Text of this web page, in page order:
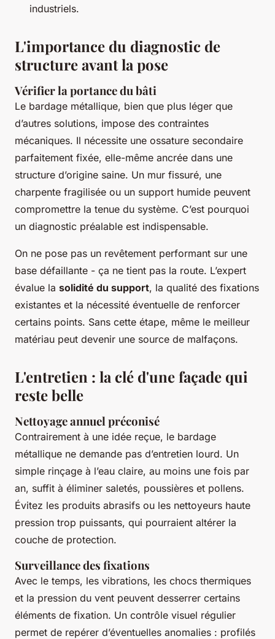
industriels.
L'importance du diagnostic de
structure avant la pose
Vérifier la portance du bâti
Le bardage métallique, bien que plus léger que
d’autres solutions, impose des contraintes
mécaniques. Il nécessite une ossature secondaire
parfaitement fixée, elle-même ancrée dans une
structure d’origine saine. Un mur fissuré, une
charpente fragilisée ou un support humide peuvent
compromettre la tenue du système. C’est pourquoi
un diagnostic préalable est indispensable.
On ne pose pas un revêtement performant sur une
base défaillante - ça ne tient pas la route. L’expert
évalue la solidité du support, la qualité des fixations
existantes et la nécessité éventuelle de renforcer
certains points. Sans cette étape, même le meilleur
matériau peut devenir une source de malfaçons.
L'entretien : la clé d'une façade qui
reste belle
Nettoyage annuel préconisé
Contrairement à une idée reçue, le bardage
métallique ne demande pas d’entretien lourd. Un
simple rinçage à l’eau claire, au moins une fois par
an, suffit à éliminer saletés, poussières et pollens.
Évitez les produits abrasifs ou les nettoyeurs haute
pression trop puissants, qui pourraient altérer la
couche de protection.
Surveillance des fixations
Avec le temps, les vibrations, les chocs thermiques
et la pression du vent peuvent desserrer certains
éléments de fixation. Un contrôle visuel régulier
permet de repérer d’éventuelles anomalies : profilés